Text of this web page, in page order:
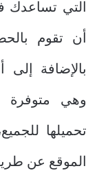
التي تساعدك
أن تقوم
بالإضافة
وهي متوفرة
تحميلها
الموقع عن